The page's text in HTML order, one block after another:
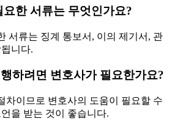
한 서류는 무엇인가요?
서류는 징계 통보서, 이의 제기서, 관
니다.
하려면 변호사가 필요한가요?
차이므로 변호사의 도움이 필요할 수
을 받는 것이 좋습니다.